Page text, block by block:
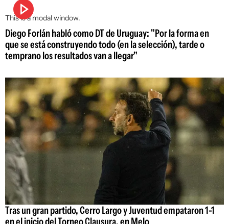
This is a modal window.
Diego Forlán habló como DT de Uruguay: "Por la forma en
que se está construyendo todo (en la selección), tarde o
temprano los resultados van a llegar"
Tras un gran partido, Cerro Largo y Juventud empataron 1-1
en el inicio del Torneo Clausura, en Melo